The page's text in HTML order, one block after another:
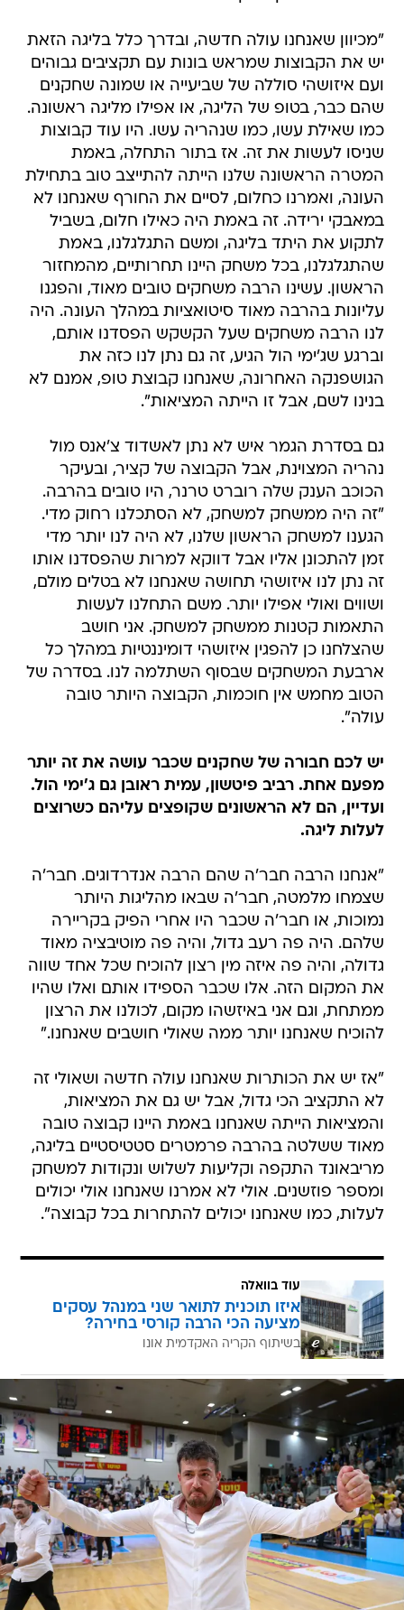
"מכיוון שאנחנו עולה חדשה, ובדרך כלל בליגה הזאת
יש את הקבוצות שמראש בונות עם תקציבים גבוהים
ועם איזושהי סוללה של שביעייה או שמונה שחקנים
שהם כבר, בטופ של הליגה, או אפילו מליגה ראשונה.
כמו שאילת עשו, כמו שנהריה עשו. היו עוד קבוצות
שניסו לעשות את זה. אז בתור התחלה, באמת
המטרה הראשונה שלנו הייתה להתייצב טוב בתחילת
העונה, ואמרנו כחלום, לסיים את החורף שאנחנו לא
במאבקי ירידה. זה באמת היה כאילו חלום, בשביל
לתקוע את היתד בליגה, ומשם התגלגלנו, באמת
שהתגלגלנו, בכל משחק היינו תחרותיים, מהמחזור
הראשון. עשינו הרבה משחקים טובים מאוד, והפגנו
עליונות בהרבה מאוד סיטואציות במהלך העונה. היה
לנו הרבה משחקים שעל הקשקש הפסדנו אותם,
וברגע שג'ימי הול הגיע, זה גם נתן לנו כזה את
הגושפנקה האחרונה, שאנחנו קבוצת טופ, אמנם לא
בנינו לשם, אבל זו הייתה המציאות".
גם בסדרת הגמר איש לא נתן לאשדוד צ'אנס מול
נהריה המצוינת, אבל הקבוצה של קציר, ובעיקר
הכוכב הענק שלה רוברט טרנר, היו טובים בהרבה.
"זה היה ממשחק למשחק, לא הסתכלנו רחוק מדי.
הגענו למשחק הראשון שלנו, לא היה לנו יותר מדי
זמן להתכונן אליו אבל דווקא למרות שהפסדנו אותו
זה נתן לנו איזושהי תחושה שאנחנו לא בטלים מולם,
ושווים ואולי אפילו יותר. משם התחלנו לעשות
התאמות קטנות ממשחק למשחק. אני חושב
שהצלחנו כן להפגין איזושהי דומיננטיות במהלך כל
ארבעת המשחקים שבסוף השתלמה לנו. בסדרה של
הטוב מחמש אין חוכמות, הקבוצה היותר טובה
עולה".
יש לכם חבורה של שחקנים שכבר עושה את זה יותר
מפעם אחת. רביב פיטשון, עמית ראובן גם ג'ימי הול.
ועדיין, הם לא הראשונים שקופצים עליהם כשרוצים
לעלות ליגה.
"אנחנו הרבה חבר'ה שהם הרבה אנדרדוגים. חבר'ה
שצמחו מלמטה, חבר'ה שבאו מהליגות היותר
נמוכות, או חבר'ה שכבר היו אחרי הפיק בקריירה
שלהם. היה פה רעב גדול, והיה פה מוטיבציה מאוד
גדולה, והיה פה איזה מין רצון להוכיח שכל אחד שווה
את המקום הזה. אלו שכבר הספידו אותם ואלו שהיו
ממתחת, וגם אני באיזשהו מקום, לכולנו את הרצון
להוכיח שאנחנו יותר ממה שאולי חושבים שאנחנו."
"אז יש את הכותרות שאנחנו עולה חדשה ושאולי זה
לא התקציב הכי גדול, אבל יש גם את המציאות,
והמציאות הייתה שאנחנו באמת היינו קבוצה טובה
מאוד ששלטה בהרבה פרמטרים סטטיסטיים בליגה,
מריבאונד התקפה וקליעות לשלוש ונקודות למשחק
ומספר פוזשנים. אולי לא אמרנו שאנחנו אולי יכולים
לעלות, כמו שאנחנו יכולים להתחרות בכל קבוצה".
עוד בוואלה
איזו תוכנית לתואר שני במנהל עסקים
מציעה הכי הרבה קורסי בחירה?
בשיתוף הקריה האקדמית אונו